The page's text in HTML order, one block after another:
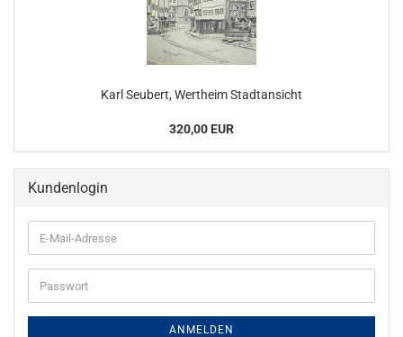
Karl Seubert, Wertheim Stadtansicht
320,00 EUR
Kundenlogin
E-
Mail-
Adresse
Passwort
ANMELDEN